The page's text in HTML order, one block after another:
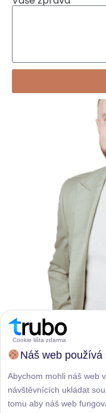
Cookie lišta zdarma
Náš web
Abychom mohli náš web
návštěvnících ukládat
tomu aby náš web